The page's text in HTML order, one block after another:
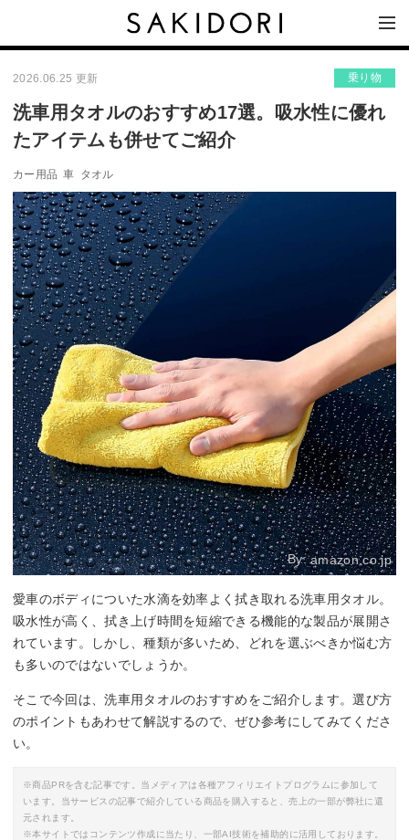
2026.06.25 更新 乗り物
洗車用タオルのおすすめ17選。吸水性に優れ
たアイテムも併せてご紹介
カー用品 車 タオル
By:amazon.co.jp
愛車のボディについた水滴を効率よく拭き取れる洗車用タオル。
吸水性が高く、拭き上げ時間を短縮できる機能的な製品が展開さ
れています。しかし、種類が多いため、どれを選ぶべきか悩む方
も多いのではないでしょうか。
そこで今回は、洗車用タオルのおすすめをご紹介します。選び方
のポイントもあわせて解説するので、ぜひ参考にしてみてくださ
い。
※商品PRを含む記事です。当メディアは各種アフィリエイトプログラムに参加して
います。当サービスの記事で紹介している商品を購入すると、売上の一部が弊社に還
元されます。
※本サイトではコンテンツ作成に当たり、一部AI技術を補助的に活用しております。